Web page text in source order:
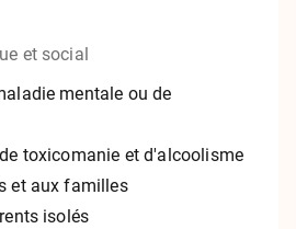
et social
mentale ou de
toxicomanie et d'alcoolisme
et aux familles
isolés